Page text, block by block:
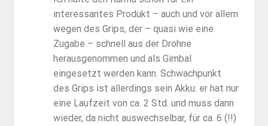
interessantes Produkt – auch und vor allem
wegen des Grips, der – quasi wie eine
Zugabe – schnell aus der Drohne
herausgenommen und als Gimbal
eingesetzt werden kann. Schwachpunkt
des Grips ist allerdings sein Akku: er hat nur
eine Laufzeit von ca. 2 Std. und muss dann
wieder, da nicht auswechselbar, für ca. 6 (!!)